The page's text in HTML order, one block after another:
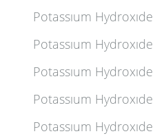
Potassıum
Potassıum
Potassıum
Potassıum
Potassıum